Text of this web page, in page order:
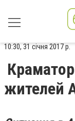
10:30, 31 січня 2017 р.
жителей